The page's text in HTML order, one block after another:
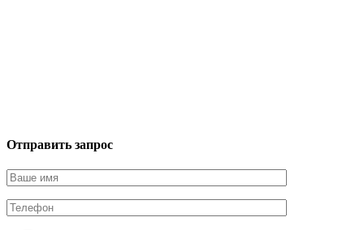
Отправить запрос